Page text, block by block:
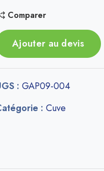
Comparer
Ajouter au devis
:GAP09-004
:Cuve